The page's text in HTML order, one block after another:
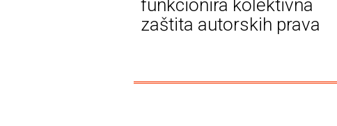
funkcionira kolektivna
zaštita autorskih prava